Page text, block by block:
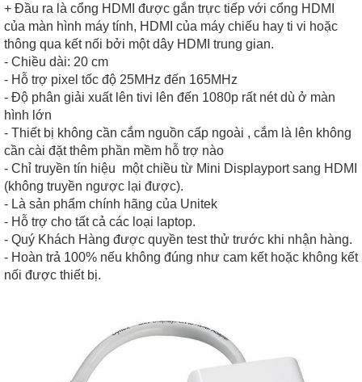
+ Đầu ra là cổng HDMI được gắn trực tiếp với cổng HDMI
của màn hình máy tính, HDMI của máy chiếu hay ti vi hoặc
thông qua kết nối bởi một dây HDMI trung gian.
- Chiều dài: 20 cm
- Hỗ trợ pixel tốc độ 25MHz đến 165MHz
- Độ phân giải xuất lên tivi lên đến 1080p rất nét dù ở màn
hình lớn
- Thiết bị không cần cắm nguồn cấp ngoài , cắm là lên không
cần cài đặt thêm phần mềm hỗ trợ nào
- Chỉ truyền tín hiệu một chiều từ Mini Displayport sang HDMI
(không truyền ngược lại được).
- Là sản phẩm chính hãng của Unitek
- Hỗ trợ cho tất cả các loại laptop.
- Quý Khách Hàng được quyền test thử trước khi nhận hàng.
- Hoàn trả 100% nếu không đúng như cam kết hoặc không kết
nối được thiết bị.